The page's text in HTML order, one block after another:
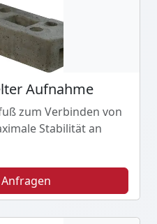
Aufnahme
zum Verbinden von
Stabilität an